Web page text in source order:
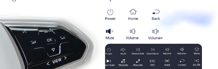
Supporto comandi al volante
Per garantire la sicurezza durante la guida, i comandi originali al
volante sono ancora disponibili. Dopo la connessione, i comandi al
volante possono essere utilizzati direttamente.